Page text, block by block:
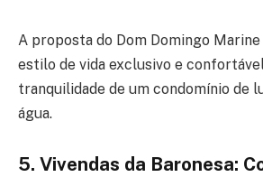
A proposta do Dom Domingo
estilo de vida exclusivo e
tranquilidade de um condomínio de
água.
5. Vivendas da Baronesa: